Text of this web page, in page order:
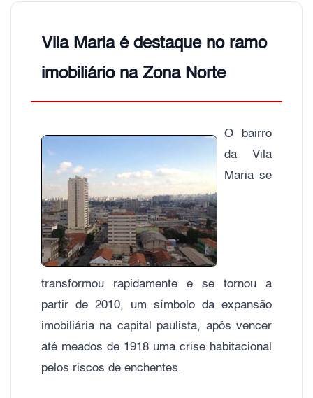
Vila Maria é destaque no ramo
imobiliário na Zona Norte
O bairro
da Vila
Maria se
transformou rapidamente e se tornou a
partir de 2010, um símbolo da expansão
imobiliária na capital paulista, após vencer
até meados de 1918 uma crise habitacional
pelos riscos de enchentes.